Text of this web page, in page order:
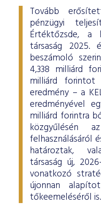
Tovább
pénzügyi
Értéktőzsde, a
társaság 2025.
beszámoló
4,338 milliárd
milliárd
eredmény – a
eredményével
milliárd forintra
közgyűlésén
felhasználásáról
határoztak,
társaság új,
vonatkozó
újonnan
tőkeemeléséről is.